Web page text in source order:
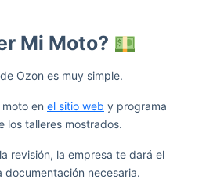
Mi Moto?
Ozon es muy simple.
en el sitio web y programa
los talleres mostrados.
revisión, la empresa te dará el
necesaria.